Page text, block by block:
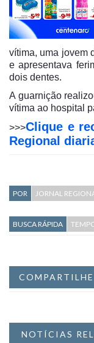
vítima, uma jovem
e apresentava
dois dentes.
A guarnição
vítima ao hospital
>>>Clique e
Regional
POR JORNAL
BUSCA RÁPIDA
NOTÍCIAS